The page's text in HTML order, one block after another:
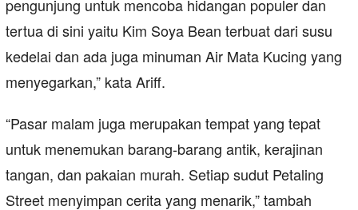
pengunjung untuk mencoba hidangan populer dan
tertua di sini yaitu Kim Soya Bean terbuat dari susu
kedelai dan ada juga minuman Air Mata Kucing yang
menyegarkan,” kata Ariff.
“Pasar malam juga merupakan tempat yang tepat
untuk menemukan barang-barang antik, kerajinan
tangan, dan pakaian murah. Setiap sudut Petaling
Street menyimpan cerita yang menarik,” tambah